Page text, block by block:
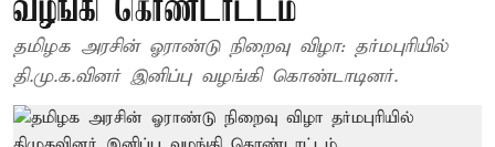
வழங்கி கொண்டாட்டம்
தமிழக அரசின் ஓராண்டு நிறைவு விழா: தர்மபுரியில்
தி.மு.க.வினர் இனிப்பு வழங்கி கொண்டாடினர்.